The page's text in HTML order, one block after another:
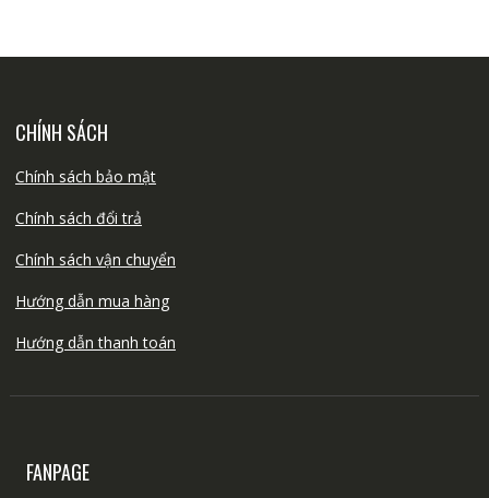
CHÍNH SÁCH
Chính sách bảo mật
Chính sách đổi trả
Chính sách vận chuyển
Hướng dẫn mua hàng
Hướng dẫn thanh toán
FANPAGE